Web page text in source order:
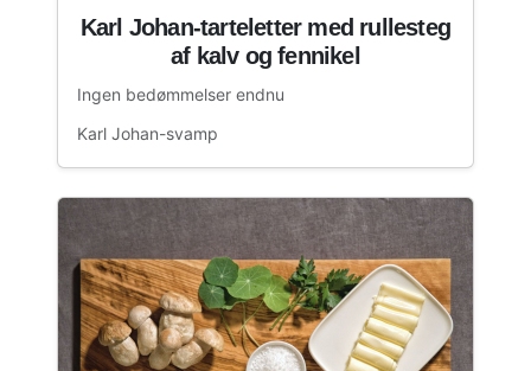
Karl Johan-tarteletter med rullesteg
af kalv og fennikel
Ingen bedømmelser endnu
Karl Johan-svamp